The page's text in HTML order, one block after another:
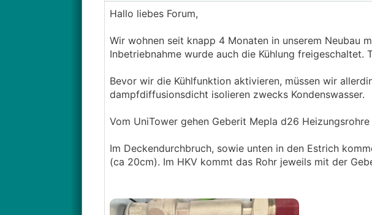
Hallo liebes Forum,
Wir wohnen seit knapp 4 Monaten in unserem Neubau
Inbetriebnahme wurde auch die Kühlung freigeschaltet.
Bevor wir die Kühlfunktion aktivieren, müssen wir
dampfdiffusionsdicht isolieren zwecks Kondenswasser.
Vom UniTower gehen Geberit Mepla d26
Im Deckendurchbruch, sowie unten in den Estrich
(ca 20cm). Im HKV kommt das Rohr jeweils mit der